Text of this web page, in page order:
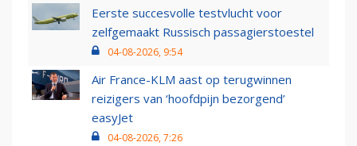
Eerste succesvolle testvlucht voor
zelfgemaakt Russisch passagierstoestel
04-08-2026, 9:54
Air France-KLM aast op terugwinnen
reizigers van ‘hoofdpijn bezorgend’
easyJet
04-08-2026, 7:26